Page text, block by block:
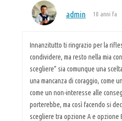
admin 10 anni fa
Innanzitutto ti ringrazio per la
condividere, ma resto nella mia
scegliere” sia comunque una
una mancanza di coraggio, come
come un non-interesse alle
porterebbe, ma così facendo si
scegliere tra opzione A e opzione